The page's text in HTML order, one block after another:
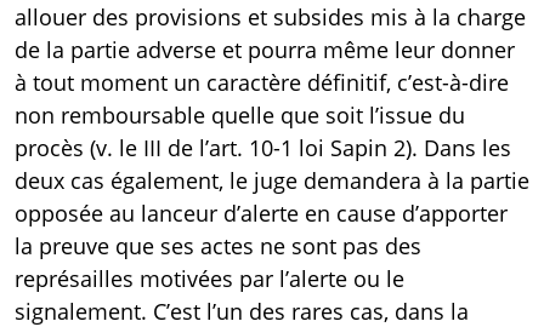
allouer des provisions et subsides mis à la charge
de la partie adverse et pourra même leur donner
à tout moment un caractère définitif, c’est-à-dire
non remboursable quelle que soit l’issue du
procès (v. le III de l’art. 10-1 loi Sapin 2). Dans les
deux cas également, le juge demandera à la partie
opposée au lanceur d’alerte en cause d’apporter
la preuve que ses actes ne sont pas des
représailles motivées par l’alerte ou le
signalement. C’est l’un des rares cas, dans la